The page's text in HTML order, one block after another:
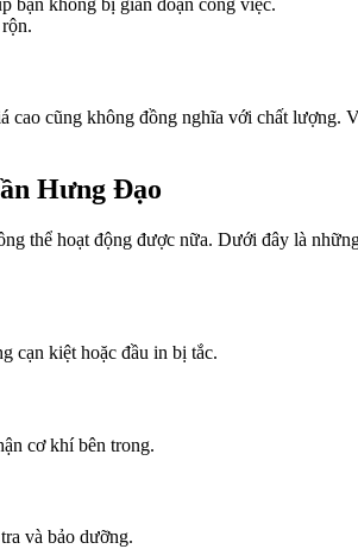
cũng không đồng nghĩa với chất
Hưng Đạo
thể hoạt động được nữa. Dưới đây là
cạn kiệt hoặc đầu in bị tắc.
cơ khí bên trong.
và bảo dưỡng.